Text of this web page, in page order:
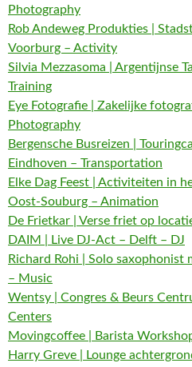
Photography
Rob Andeweg Produkties |
Voorburg – Activity
Silvia Mezzasoma | Argentijnse
Training
Eye Fotografie | Zakelijke
Photography
Bergensche Busreizen |
Eindhoven – Transportation
Elke Dag Feest | Activiteiten in
Oost-Souburg – Animation
De Frietkar | Verse friet op
DAIM | Live DJ-Act – Delft – DJ
Richard Rohi | Solo
– Music
Wentsy | Congres & Beurs
Centers
Movingcoffee | Barista
Harry Greve | Lounge